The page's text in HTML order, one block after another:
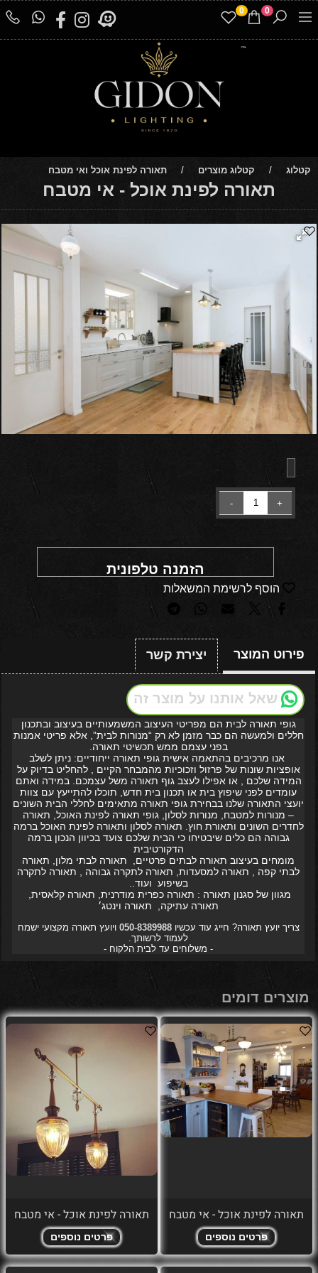
0
0
קטלוג / קטלוג מוצרים / תאורה לפינת אוכל ואי מטבח
תאורה לפינת אוכל - אי מטבח
הזמנה טלפונית
הוסף לרשימת המשאלות
פירוט המוצר יצירת קשר
שאל אותנו על מוצר זה
גופי תאורה לבית הם מפריטי העיצוב המשמעותיים בעיצוב ובתכנון
חללים ולמעשה הם כבר מזמן לא רק “מנורות לבית”, אלא פריטי אמנות
בפני עצמם ממש תכשיטי תאורה.
אנו מרכיבים בהתאמה אישית גופי תאורה ייחודיים: ניתן לשלב
אופציות שונות של פרזול וזכוכיות מהמבחר הקיים , להחליט בדיוק על
המידה שלכם , או אפילו לעצב גוף תאורה משל עצמכם. במידה ואתם
עומדים לפני שיפוץ בית או תכנון בית חדש, תוכלו להתייעץ עם צוות
יועצי התאורה שלנו בבחירת גופי תאורה מתאימים לחללי הבית השונים
– מנורות למטבח, מנורות לסלון, גופי תאורה לפינת האוכל, תאורה
לחדרים השונים ותאורת חוץ. תאורה לסלון ותאורה לפינת האוכל ברמה
גבוהה הם כלים שיבטיחו כי הבית שלכם צועד בכיוון הנכון ברמה
הדקורטיבית
מומחים בעיצוב תאורה לבתים פרטיים, תאורה לבתי מלון, תאורה
לבתי קפה , תאורה למסעדות, תאורה לתקרה גבוהה , תאורה לתקרה
בשיפוע ועוד..
מגוון של סגנון תאורה : תאורה כפרית מודרנית, תאורה קלאסית,
תאורה עתיקה, תאורה וינטג׳
צריך יועץ תאורה? חייג עוד עכשיו050-8389988 ויועץ תאורה מקצועי ישמח
לעמוד לרשותך.
- משלוחים עד לבית הלקוח -
מוצרים דומים
תאורה לפינת אוכל - אי מטבח
פרטים נוספים
תאורה לפינת אוכל - אי מטבח
פרטים נוספים